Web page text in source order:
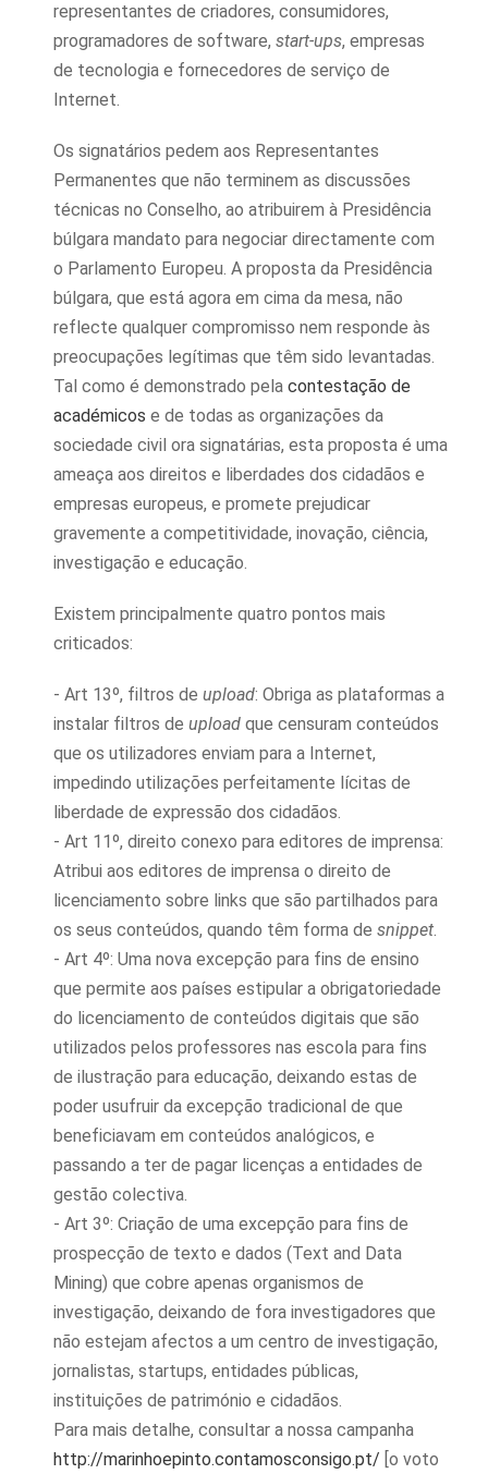
representantes de criadores, consumidores,
programadores de software, start-ups, empresas
de tecnologia e fornecedores de serviço de
Internet.
Os signatários pedem aos Representantes
Permanentes que não terminem as discussões
técnicas no Conselho, ao atribuirem à Presidência
búlgara mandato para negociar directamente com
o Parlamento Europeu. A proposta da Presidência
búlgara, que está agora em cima da mesa, não
reflecte qualquer compromisso nem responde às
preocupações legítimas que têm sido levantadas.
Tal como é demonstrado pela contestação de
académicos e de todas as organizações da
sociedade civil ora signatárias, esta proposta é uma
ameaça aos direitos e liberdades dos cidadãos e
empresas europeus, e promete prejudicar
gravemente a competitividade, inovação, ciência,
investigação e educação.
Existem principalmente quatro pontos mais
criticados:
- Art 13º, filtros de upload: Obriga as plataformas a
instalar filtros de upload que censuram conteúdos
que os utilizadores enviam para a Internet,
impedindo utilizações perfeitamente lícitas de
liberdade de expressão dos cidadãos.
- Art 11º, direito conexo para editores de imprensa:
Atribui aos editores de imprensa o direito de
licenciamento sobre links que são partilhados para
os seus conteúdos, quando têm forma de snippet.
- Art 4º: Uma nova excepção para fins de ensino
que permite aos países estipular a obrigatoriedade
do licenciamento de conteúdos digitais que são
utilizados pelos professores nas escola para fins
de ilustração para educação, deixando estas de
poder usufruir da excepção tradicional de que
beneficiavam em conteúdos analógicos, e
passando a ter de pagar licenças a entidades de
gestão colectiva.
- Art 3º: Criação de uma excepção para fins de
prospecção de texto e dados (Text and Data
Mining) que cobre apenas organismos de
investigação, deixando de fora investigadores que
não estejam afectos a um centro de investigação,
jornalistas, startups, entidades públicas,
instituições de património e cidadãos.
Para mais detalhe, consultar a nossa campanha
http://marinhoepinto.contamosconsigo.pt/ [o voto